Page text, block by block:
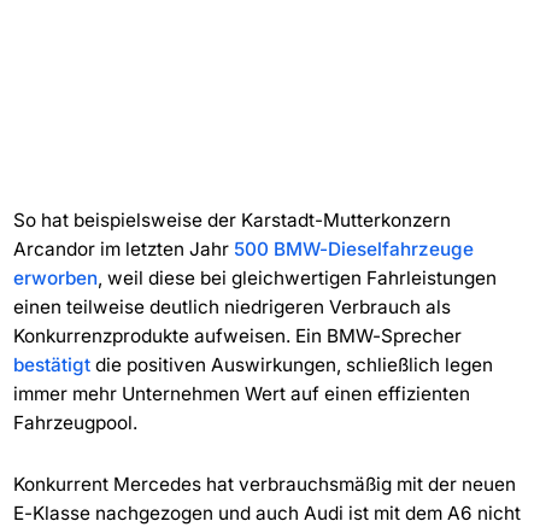
So hat beispielsweise der Karstadt-Mutterkonzern
Arcandor im letzten Jahr 500 BMW-Dieselfahrzeuge
erworben, weil diese bei gleichwertigen Fahrleistungen
einen teilweise deutlich niedrigeren Verbrauch als
Konkurrenzprodukte aufweisen. Ein BMW-Sprecher
bestätigtdie positiven Auswirkungen, schließlich legen
immer mehr Unternehmen Wert auf einen effizienten
Fahrzeugpool.
Konkurrent Mercedes hat verbrauchsmäßig mit der neuen
E-Klasse nachgezogen und auch Audi ist mit dem A6 nicht